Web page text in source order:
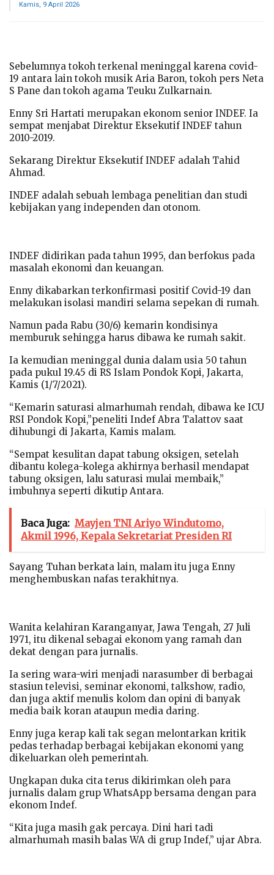
Kamis, 9 April 2026
Sebelumnya tokoh terkenal meninggal karena covid-
19 antara lain tokoh musik Aria Baron, tokoh pers Neta
S Pane dan tokoh agama Teuku Zulkarnain.
Enny Sri Hartati merupakan ekonom senior INDEF. Ia
sempat menjabat Direktur Eksekutif INDEF tahun
2010-2019.
Sekarang Direktur Eksekutif INDEF adalah Tahid
Ahmad.
INDEF adalah sebuah lembaga penelitian dan studi
kebijakan yang independen dan otonom.
INDEF didirikan pada tahun 1995, dan berfokus pada
masalah ekonomi dan keuangan.
Enny dikabarkan terkonfirmasi positif Covid-19 dan
melakukan isolasi mandiri selama sepekan di rumah.
Namun pada Rabu (30/6) kemarin kondisinya
memburuk sehingga harus dibawa ke rumah sakit.
Ia kemudian meninggal dunia dalam usia 50 tahun
pada pukul 19.45 di RS Islam Pondok Kopi, Jakarta,
Kamis (1/7/2021).
“Kemarin saturasi almarhumah rendah, dibawa ke ICU
RSI Pondok Kopi,”peneliti Indef Abra Talattov saat
dihubungi di Jakarta, Kamis malam.
“Sempat kesulitan dapat tabung oksigen, setelah
dibantu kolega-kolega akhirnya berhasil mendapat
tabung oksigen, lalu saturasi mulai membaik,”
imbuhnya seperti dikutip Antara.
Baca Juga: Mayjen TNI Ariyo Windutomo,
Akmil 1996, Kepala Sekretariat Presiden RI
Sayang Tuhan berkata lain, malam itu juga Enny
menghembuskan nafas terakhitnya.
Wanita kelahiran Karanganyar, Jawa Tengah, 27 Juli
1971, itu dikenal sebagai ekonom yang ramah dan
dekat dengan para jurnalis.
Ia sering wara-wiri menjadi narasumber di berbagai
stasiun televisi, seminar ekonomi, talkshow, radio,
dan juga aktif menulis kolom dan opini di banyak
media baik koran ataupun media daring.
Enny juga kerap kali tak segan melontarkan kritik
pedas terhadap berbagai kebijakan ekonomi yang
dikeluarkan oleh pemerintah.
Ungkapan duka cita terus dikirimkan oleh para
jurnalis dalam grup WhatsApp bersama dengan para
ekonom Indef.
“Kita juga masih gak percaya. Dini hari tadi
almarhumah masih balas WA di grup Indef,” ujar Abra.